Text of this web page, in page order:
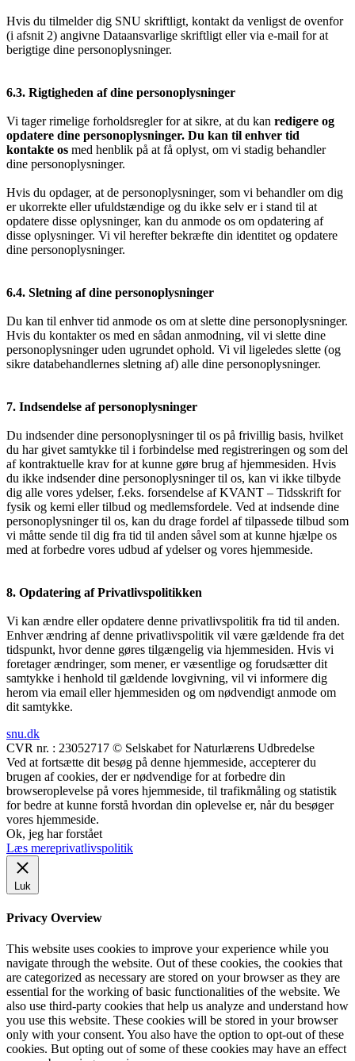
Hvis du tilmelder dig SNU skriftligt, kontakt da venligst de ovenfor
(i afsnit 2) angivne Dataansvarlige skriftligt eller via e-mail for at
berigtige dine personoplysninger.
6.3. Rigtigheden af dine personoplysninger
Vi tager rimelige forholdsregler for at sikre, at du kan redigere og
opdatere dine personoplysninger. Du kan til enhver tid
kontakte os med henblik på at få oplyst, om vi stadig behandler
dine personoplysninger.
Hvis du opdager, at de personoplysninger, som vi behandler om dig
er ukorrekte eller ufuldstændige og du ikke selv er i stand til at
opdatere disse oplysninger, kan du anmode os om opdatering af
disse oplysninger. Vi vil herefter bekræfte din identitet og opdatere
dine personoplysninger.
6.4. Sletning af dine personoplysninger
Du kan til enhver tid anmode os om at slette dine personoplysninger.
Hvis du kontakter os med en sådan anmodning, vil vi slette dine
personoplysninger uden ugrundet ophold. Vi vil ligeledes slette (og
sikre databehandlernes sletning af) alle dine personoplysninger.
7. Indsendelse af personoplysninger
Du indsender dine personoplysninger til os på frivillig basis, hvilket
du har givet samtykke til i forbindelse med registreringen og som del
af kontraktuelle krav for at kunne gøre brug af hjemmesiden. Hvis
du ikke indsender dine personoplysninger til os, kan vi ikke tilbyde
dig alle vores ydelser, f.eks. forsendelse af KVANT – Tidsskrift for
fysik og kemi eller tilbud og medlemsfordele. Ved at indsende dine
personoplysninger til os, kan du drage fordel af tilpassede tilbud som
vi måtte sende til dig fra tid til anden såvel som at kunne hjælpe os
med at forbedre vores udbud af ydelser og vores hjemmeside.
8. Opdatering af Privatlivspolitikken
Vi kan ændre eller opdatere denne privatlivspolitik fra tid til anden.
Enhver ændring af denne privatlivspolitik vil være gældende fra det
tidspunkt, hvor denne gøres tilgængelig via hjemmesiden. Hvis vi
foretager ændringer, som mener, er væsentlige og forudsætter dit
samtykke i henhold til gældende lovgivning, vil vi informere dig
herom via email eller hjemmesiden og om nødvendigt anmode om
dit samtykke.
snu.dk
CVR nr. : 23052717 © Selskabet for Naturlærens Udbredelse
Ved at fortsætte dit besøg på denne hjemmeside, accepterer du
brugen af cookies, der er nødvendige for at forbedre din
browseroplevelse på vores hjemmeside, til trafikmåling og statistik
for bedre at kunne forstå hvordan din oplevelse er, når du besøger
vores hjemmeside.
Ok, jeg har forstået
Læs mereprivatlivspolitik
Luk
Privacy Overview
This website uses cookies to improve your experience while you
navigate through the website. Out of these cookies, the cookies that
are categorized as necessary are stored on your browser as they are
essential for the working of basic functionalities of the website. We
also use third-party cookies that help us analyze and understand how
you use this website. These cookies will be stored in your browser
only with your consent. You also have the option to opt-out of these
cookies. But opting out of some of these cookies may have an effect